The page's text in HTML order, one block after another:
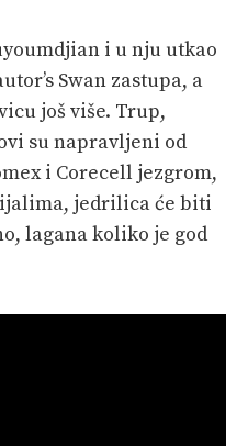
i u nju utkao
Swan zastupa, a
još više. Trup,
su napravljeni od
i Corecell jezgrom,
jedrilica će biti
lagana koliko je god